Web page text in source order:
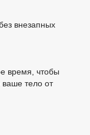
внезапных
время, чтобы
ваше тело от